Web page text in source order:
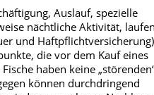
Auslauf, spezielle
nächtliche Aktivität,
und
die vor dem Kauf eines
haben keine
können durchdringend